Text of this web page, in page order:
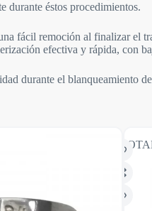
durante éstos procedimientos.
fácil remoción al finalizar el
efectiva y rápida, con
durante el blanqueamiento